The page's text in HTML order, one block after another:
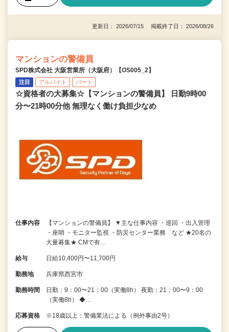
更新日： 2026/07/15 掲載終了日： 2026/08/26
マンションの警備員
SPD株式会社 大阪営業所（大阪府）【OS005_2】
注目 アルバイト パート
☆資格者の大募集☆【マンションの警備員】 日勤9時00
分〜21時00分他 無理なく働け負担少なめ
仕事内容
【マンションの警備員】 ▼主な仕事内容 ・巡回 ・出入管理
・座哨 ・モニター監視 ・防災センター業務 など ★20名の
大量募集★ CMで有…
給与 日給10,400円〜11,700円
勤務地 兵庫県西宮市
勤務時間
日勤：9：00〜21：00（実働8h） 夜勤：21：00〜9：00
（実働8h） ◆…
応募資格 ※18歳以上：警備業法による（例外事由2号）